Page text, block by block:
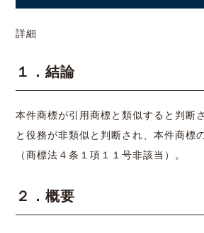
詳細
１．結論
本件商標が引用商標と類似すると判断
と役務が非類似と判断され、本件商標
（商標法４条１項１１号非該当）。
２．概要